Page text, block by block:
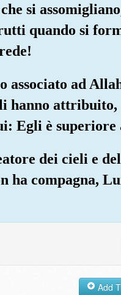
si
quando si
associato ad
hanno attribuito,
Egli è
dei cieli e
ha compagna,